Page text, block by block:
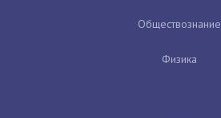
Обществознание
Физика